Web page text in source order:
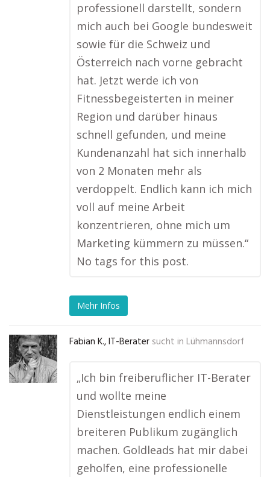
professionell darstellt, sondern
mich auch bei Google bundesweit
sowie für die Schweiz und
Österreich nach vorne gebracht
hat. Jetzt werde ich von
Fitnessbegeisterten in meiner
Region und darüber hinaus
schnell gefunden, und meine
Kundenanzahl hat sich innerhalb
von 2 Monaten mehr als
verdoppelt. Endlich kann ich mich
voll auf meine Arbeit
konzentrieren, ohne mich um
Marketing kümmern zu müssen.“
No tags for this post.
Mehr Infos
Fabian K., IT-Berater sucht in Lühmannsdorf
„Ich bin freiberuflicher IT-Berater
und wollte meine
Dienstleistungen endlich einem
breiteren Publikum zugänglich
machen. Goldleads hat mir dabei
geholfen, eine professionelle